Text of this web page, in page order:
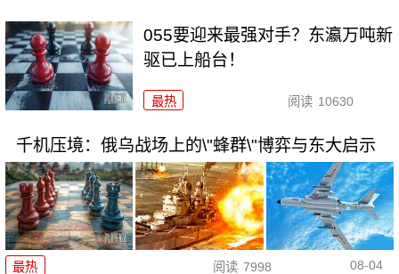
055要迎来最强对手？东瀛万吨新
驱已上船台！
最热 阅读 10630
千机压境：俄乌战场上的\"蜂群\"博弈与东大启示
最热 阅读 7998 08-04